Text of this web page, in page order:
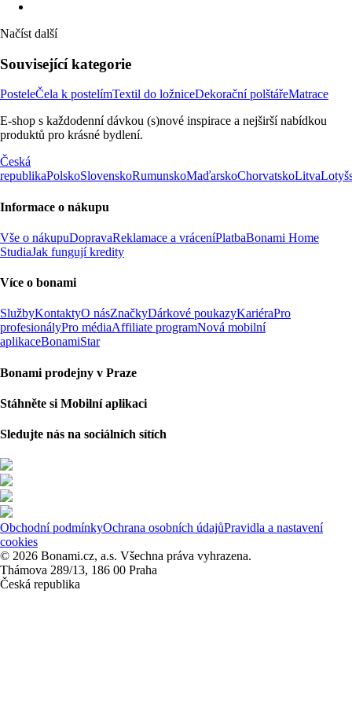
Načíst další
Související kategorie
PosteleČela k postelímTextil do ložniceDekorační polštářeMatrace
E-shop s každodenní dávkou (s)nové inspirace a nejširší nabídkou
produktů pro krásné bydlení.
Česká
republikaPolskoSlovenskoRumunskoMaďarskoChorvatskoLitva
Informace o nákupu
Vše o nákupuDopravaReklamace a vráceníPlatbaBonami Home
StudiaJak fungují kredity
Více o bonami
SlužbyKontaktyO násZnačkyDárkové poukazyKariéraPro
profesionályPro médiaAffiliate programNová mobilní
aplikaceBonamiStar
Bonami prodejny v Praze
Stáhněte si Mobilní aplikaci
Sledujte nás na sociálních sítích
Obchodní podmínkyOchrana osobních údajůPravidla a nastavení
cookies
© 2026 Bonami.cz, a.s. Všechna práva vyhrazena.
Thámova 289/13, 186 00 Praha
Česká republika